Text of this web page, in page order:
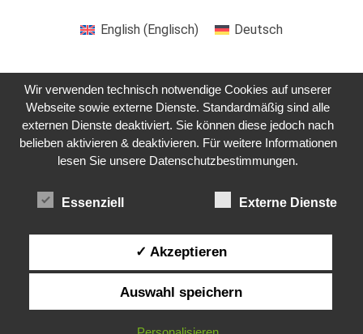
English(Englisch) Deutsch
Wir verwenden technisch notwendige Cookies auf unserer
Webseite sowie externe Dienste. Standardmäßig sind alle
externen Dienste deaktiviert. Sie können diese jedoch nach
belieben aktivieren & deaktivieren. Für weitere Informationen
lesen Sie unsere Datenschutzbestimmungen.
Essenziell Externe Dienste
✓ Akzeptieren
Auswahl speichern